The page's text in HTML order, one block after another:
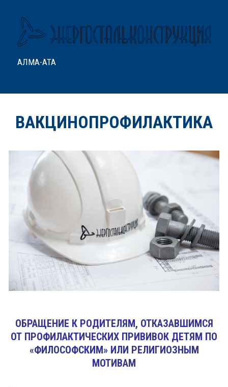
АЛМА-АТА
ВАКЦИНОПРОФИЛАКТИКА
ОБРАЩЕНИЕ К РОДИТЕЛЯМ, ОТКАЗАВШИМСЯ
ОТ ПРОФИЛАКТИЧЕСКИХ ПРИВИВОК ДЕТЯМ ПО
«ФИЛОСОФСКИМ» ИЛИ РЕЛИГИОЗНЫМ
МОТИВАМ